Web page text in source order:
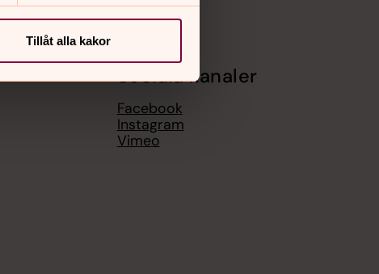
Tillåt alla kakor
Sociala kanaler
Facebook
Instagram
Vimeo